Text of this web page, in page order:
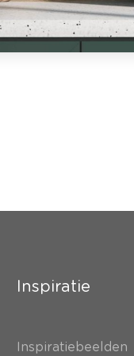
Inspiratie
Inspiratiebeelden